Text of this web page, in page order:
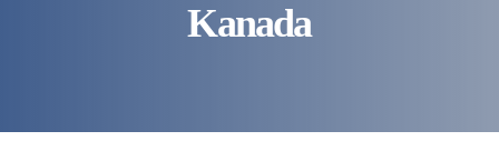
Kanada